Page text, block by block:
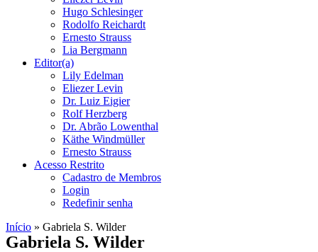
Hugo Schlesinger
Rodolfo Reichardt
Ernesto Strauss
Lia Bergmann
Editor(a)
Lily Edelman
Eliezer Levin
Dr. Luiz Eigier
Rolf Herzberg
Dr. Abrão Lowenthal
Käthe Windmüller
Ernesto Strauss
Acesso Restrito
Cadastro de Membros
Login
Redefinir senha
Início » Gabriela S. Wilder
Gabriela S. Wilder